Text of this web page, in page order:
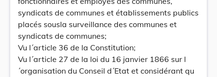
syndicats de communes et établissements publics
placés sousla surveillance des communes et
syndicats de communes;
Vu l´article 36 de la Constitution;
Vu l´article 27 de la loi du 16 janvier 1866 sur l
´organisation du Conseil d´Etat et considérant qu